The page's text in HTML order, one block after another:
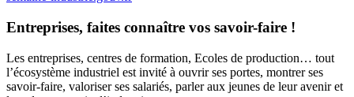
Entreprises, faites connaître vos savoir-faire !
Les entreprises, centres de formation, Ecoles de production… tout
l’écosystème industriel est invité à ouvrir ses portes, montrer ses
savoir-faire, valoriser ses salariés, parler aux jeunes de leur avenir et